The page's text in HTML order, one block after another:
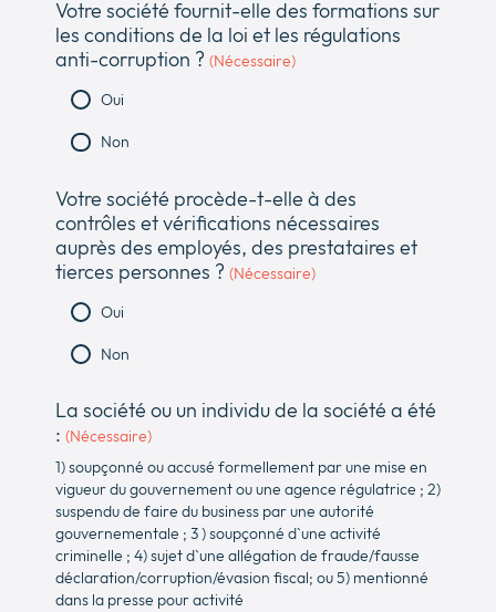
Votre société fournit-elle des formations sur
les conditions de la loi et les régulations
anti-corruption ? (Nécessaire)
Oui
Non
Votre société procède-t-elle à des
contrôles et vérifications nécessaires
auprès des employés, des prestataires et
tierces personnes ? (Nécessaire)
Oui
Non
La société ou un individu de la société a été
: (Nécessaire)
1) soupçonné ou accusé formellement par une mise en
vigueur du gouvernement ou une agence régulatrice ; 2)
suspendu de faire du business par une autorité
gouvernementale ; 3 ) soupçonné d`une activité
criminelle ; 4) sujet d`une allégation de fraude/fausse
déclaration/corruption/évasion fiscal; ou 5) mentionné
dans la presse pour activité